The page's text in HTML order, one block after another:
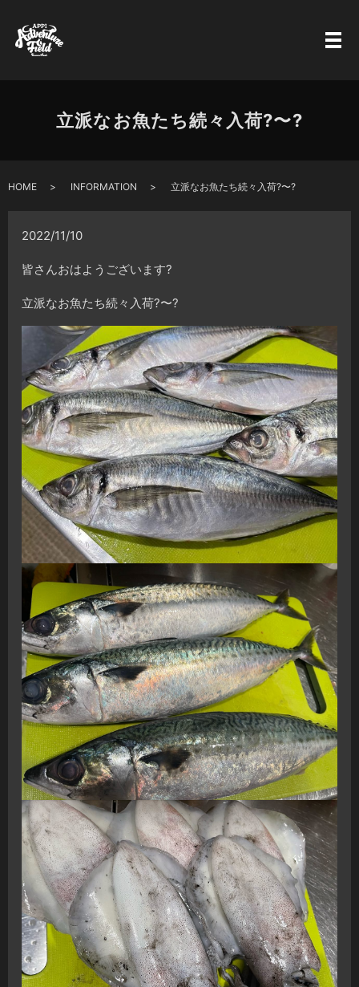
立派なお魚たち続々入荷?〜?
HOME INFORMATION 立派なお魚たち続々入荷?〜?
2022/11/10
皆さんおはようございます?
立派なお魚たち続々入荷?〜?